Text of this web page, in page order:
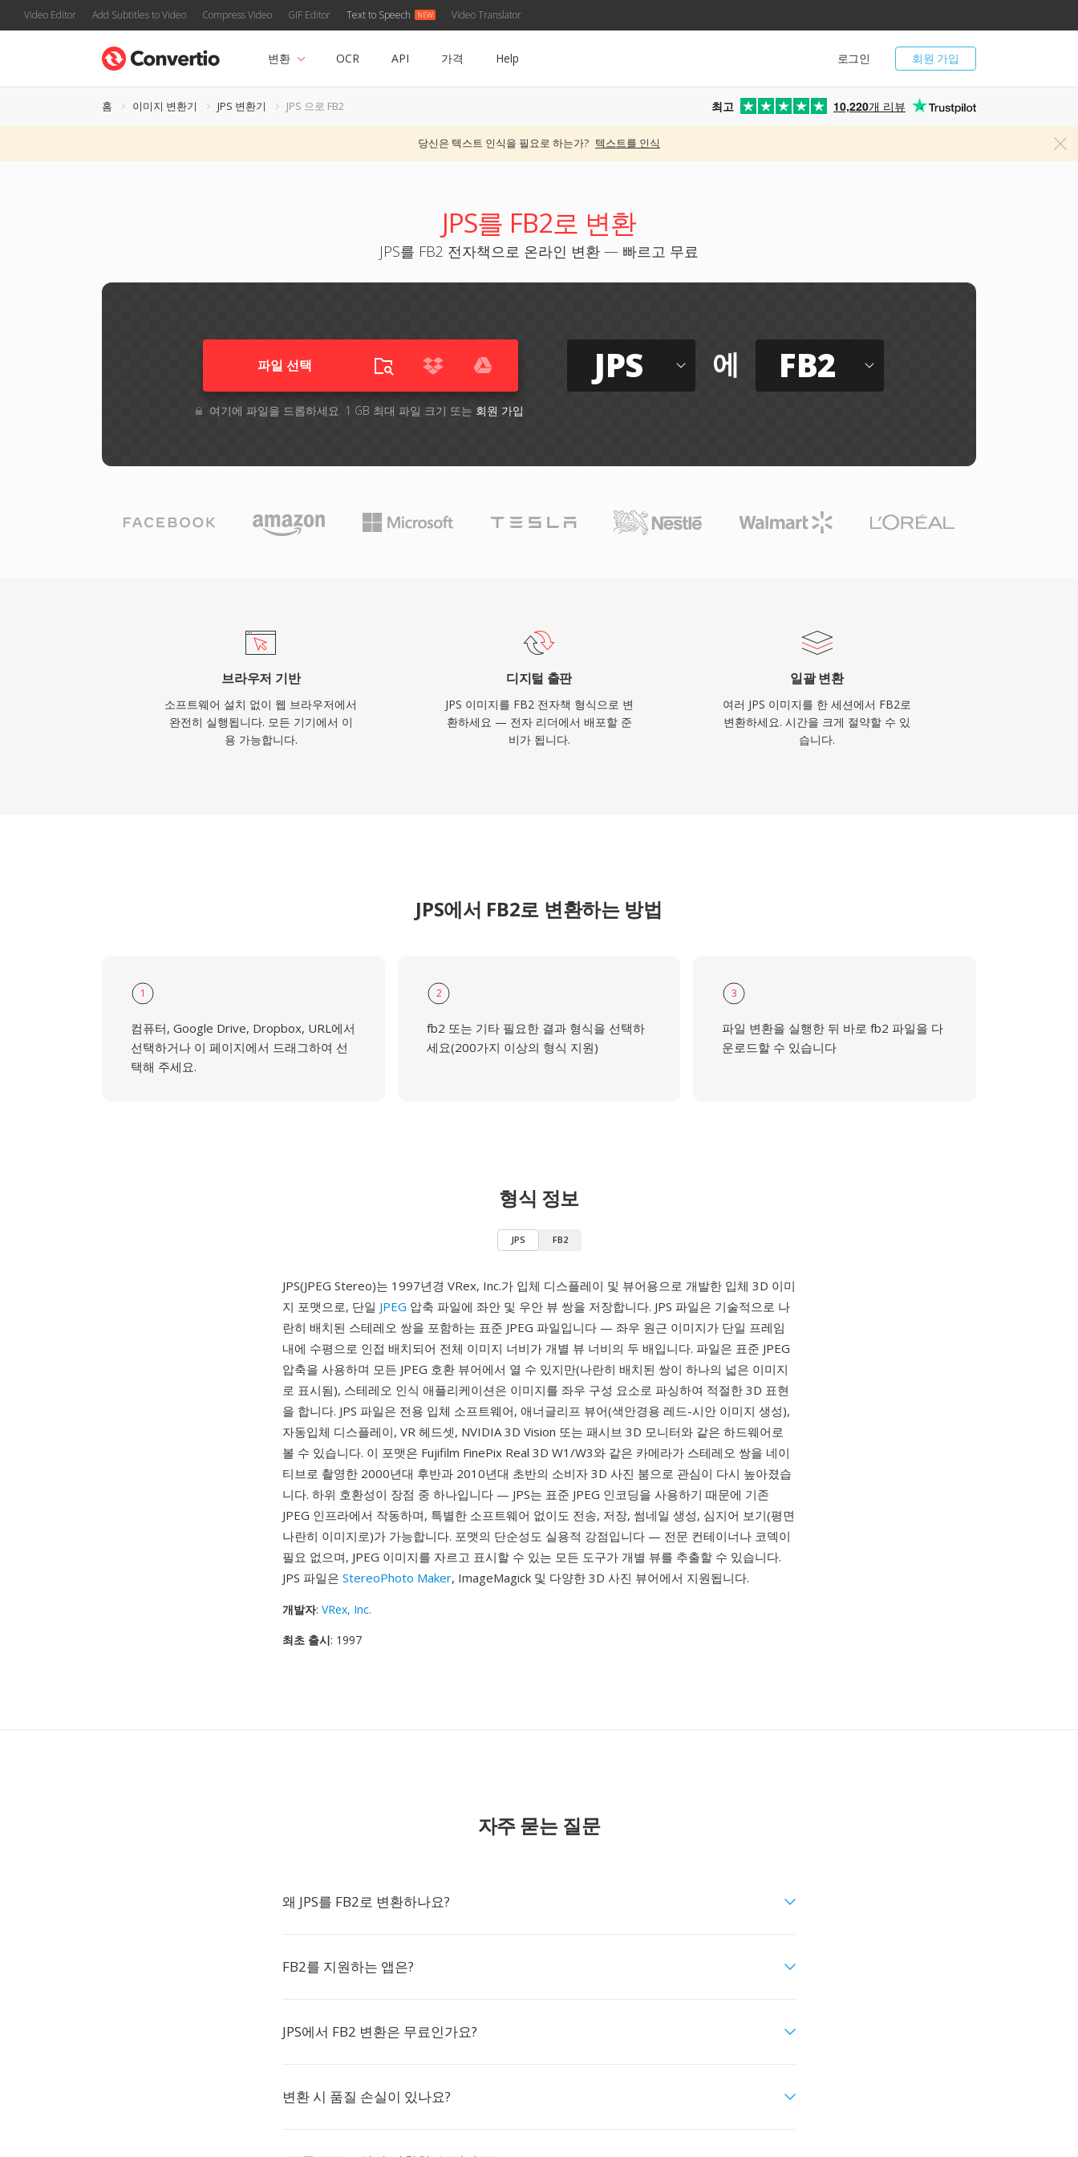
Video Editor Add Subtitles to Video Compress Video GIF Editor Text to Speech Video Translator
회원 가입
로그인
변환 OCR API 가격 Help
홈 이미지 변환기 JPS 변환기 JPS 으로 FB2 최고 10,220개 리뷰
당신은 텍스트 인식을 필요로 하는가? 텍스트를 인식
JPS를 FB2로 변환
JPS를 FB2 전자책으로 온라인 변환 — 빠르고 무료
파일 선택
여기에 파일을 드롭하세요. 1 GB 최대 파일 크기 또는 회원 가입
JPS 에 FB2
브라우저 기반
소프트웨어 설치 없이 웹 브라우저에서
완전히 실행됩니다. 모든 기기에서 이
용 가능합니다.
디지털 출판
JPS 이미지를 FB2 전자책 형식으로 변
환하세요 — 전자 리더에서 배포할 준
비가 됩니다.
일괄 변환
여러 JPS 이미지를 한 세션에서 FB2로
변환하세요. 시간을 크게 절약할 수 있
습니다.
JPS에서 FB2로 변환하는 방법
1
컴퓨터, Google Drive, Dropbox, URL에서
선택하거나 이 페이지에서 드래그하여 선
택해 주세요.
2
fb2 또는 기타 필요한 결과 형식을 선택하
세요(200가지 이상의 형식 지원)
3
파일 변환을 실행한 뒤 바로 fb2 파일을 다
운로드할 수 있습니다
형식 정보
JPS FB2
JPS(JPEG Stereo)는 1997년경 VRex, Inc.가 입체 디스플레이 및 뷰어용으로 개발한 입체 3D 이미
지 포맷으로, 단일 JPEG 압축 파일에 좌안 및 우안 뷰 쌍을 저장합니다. JPS 파일은 기술적으로 나
란히 배치된 스테레오 쌍을 포함하는 표준 JPEG 파일입니다 — 좌우 원근 이미지가 단일 프레임
내에 수평으로 인접 배치되어 전체 이미지 너비가 개별 뷰 너비의 두 배입니다. 파일은 표준 JPEG
압축을 사용하며 모든 JPEG 호환 뷰어에서 열 수 있지만(나란히 배치된 쌍이 하나의 넓은 이미지
로 표시됨), 스테레오 인식 애플리케이션은 이미지를 좌우 구성 요소로 파싱하여 적절한 3D 표현
을 합니다. JPS 파일은 전용 입체 소프트웨어, 애너글리프 뷰어(색안경용 레드-시안 이미지 생성),
자동입체 디스플레이, VR 헤드셋, NVIDIA 3D Vision 또는 패시브 3D 모니터와 같은 하드웨어로
볼 수 있습니다. 이 포맷은 Fujifilm FinePix Real 3D W1/W3와 같은 카메라가 스테레오 쌍을 네이
티브로 촬영한 2000년대 후반과 2010년대 초반의 소비자 3D 사진 붐으로 관심이 다시 높아졌습
니다. 하위 호환성이 장점 중 하나입니다 — JPS는 표준 JPEG 인코딩을 사용하기 때문에 기존
JPEG 인프라에서 작동하며, 특별한 소프트웨어 없이도 전송, 저장, 썸네일 생성, 심지어 보기(평면
나란히 이미지로)가 가능합니다. 포맷의 단순성도 실용적 강점입니다 — 전문 컨테이너나 코덱이
필요 없으며, JPEG 이미지를 자르고 표시할 수 있는 모든 도구가 개별 뷰를 추출할 수 있습니다.
JPS 파일은 StereoPhoto Maker, ImageMagick 및 다양한 3D 사진 뷰어에서 지원됩니다.
개발자: VRex, Inc.
최초 출시: 1997
자주 묻는 질문
왜 JPS를 FB2로 변환하나요?
FB2를 지원하는 앱은?
JPS에서 FB2 변환은 무료인가요?
변환 시 품질 손실이 있나요?